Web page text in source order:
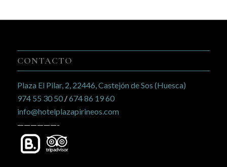
CONTACTO
Plaza El Pilar, 2, 22446, Castejón de Sos (Huesca)
974 55 30 50/674 86 19 60
info@hotelplazapirineos.com
——————-